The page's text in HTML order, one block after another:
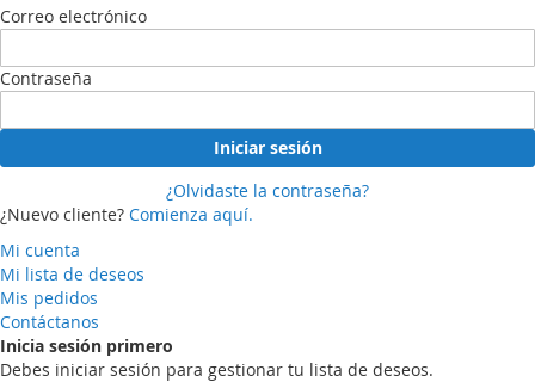
Correo electrónico
Contraseña
Iniciar sesión
¿Olvidaste la contraseña?
¿Nuevo cliente? Comienza aquí.
Mi cuenta
Mi lista de deseos
Mis pedidos
Contáctanos
Inicia sesión primero
Debes iniciar sesión para gestionar tu lista de deseos.